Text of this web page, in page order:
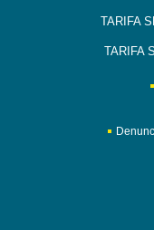
TARIFA
TARIFA